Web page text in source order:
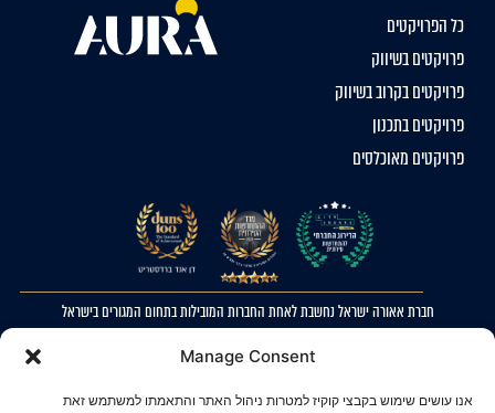
Manage Consent
אנו עושים שימוש בקבצי קוקיז למטרות ניהול האתר והתאמתו למשתמש זאת
כל הפרויקטים
פרויקטים בשיווק
פרויקטים בקרוב בשיווק
פרויקטים בתכנון
פרויקטים מאוכלסים
חברת אאורה ישראל נחשבת לאחת החברות המובילות בתחום המגורים בישראל